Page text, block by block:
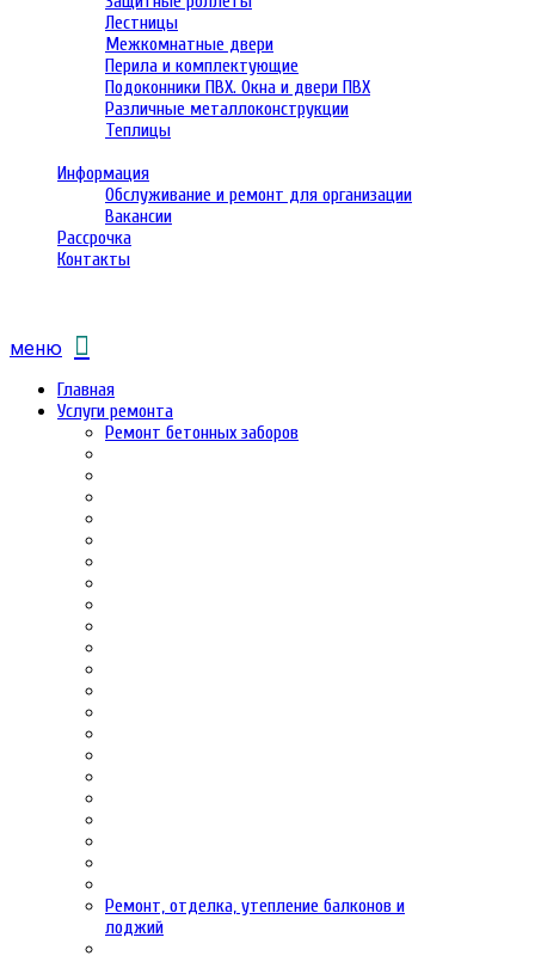
Лестницы
Межкомнатные двери
Перила и комплектующие
Подоконники ПВХ. Окна и двери ПВХ
Различные металлоконструкции
Теплицы
Информация
Обслуживание и ремонт для организации
Вакансии
Рассрочка
Контакты
меню
Главная
Услуги ремонта
Ремонт бетонных заборов
Ремонт, отделка, утепление балконов и
лоджий